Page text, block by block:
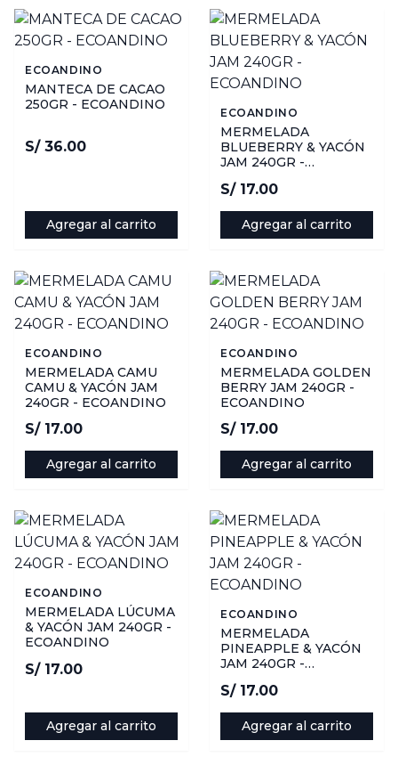
ECOANDINO
MANTECA DE CACAO
250GR - ECOANDINO
S/ 36.00
Agregar al carrito
ECOANDINO
MERMELADA
BLUEBERRY & YACÓN
JAM 240GR -
S/ 17.00
Agregar al carrito
ECOANDINO
MERMELADA CAMU
CAMU & YACÓN JAM
240GR - ECOANDINO
S/ 17.00
Agregar al carrito
ECOANDINO
MERMELADA GOLDEN
BERRY JAM 240GR -
ECOANDINO
S/ 17.00
Agregar al carrito
ECOANDINO
MERMELADA LÚCUMA
& YACÓN JAM 240GR -
ECOANDINO
S/ 17.00
Agregar al carrito
ECOANDINO
MERMELADA
PINEAPPLE & YACÓN
JAM 240GR -
S/ 17.00
Agregar al carrito